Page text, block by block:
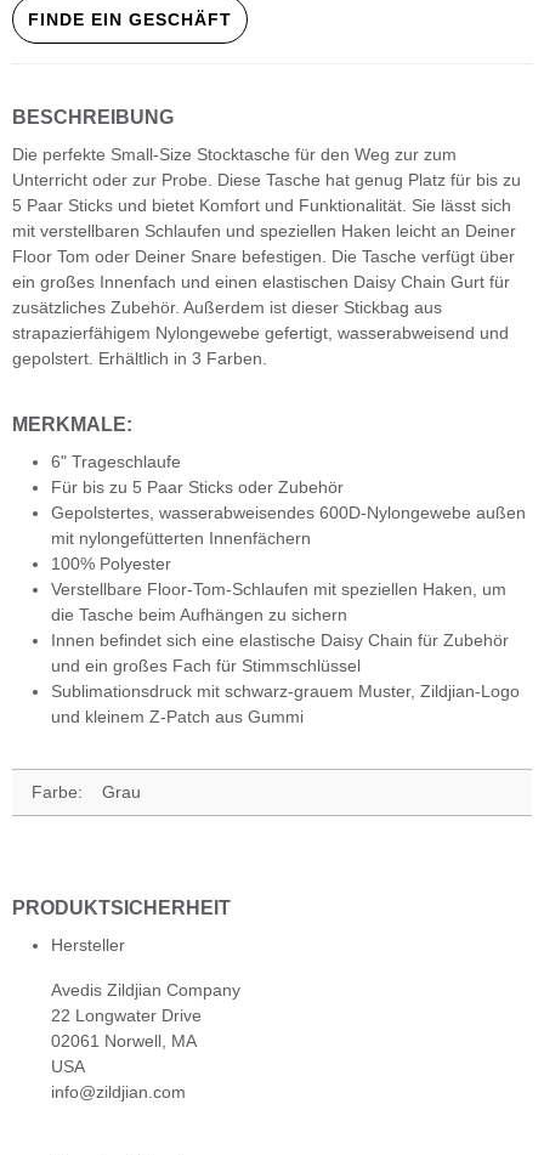
FINDE EIN GESCHÄFT
BESCHREIBUNG
Die perfekte Small-Size Stocktasche für den Weg zur zum
Unterricht oder zur Probe. Diese Tasche hat genug Platz für bis zu
5 Paar Sticks und bietet Komfort und Funktionalität. Sie lässt sich
mit verstellbaren Schlaufen und speziellen Haken leicht an Deiner
Floor Tom oder Deiner Snare befestigen. Die Tasche verfügt über
ein großes Innenfach und einen elastischen Daisy Chain Gurt für
zusätzliches Zubehör. Außerdem ist dieser Stickbag aus
strapazierfähigem Nylongewebe gefertigt, wasserabweisend und
gepolstert. Erhältlich in 3 Farben.
MERKMALE:
6" Trageschlaufe
Für bis zu 5 Paar Sticks oder Zubehör
Gepolstertes, wasserabweisendes 600D-Nylongewebe außen
mit nylongefütterten Innenfächern
100% Polyester
Verstellbare Floor-Tom-Schlaufen mit speziellen Haken, um
die Tasche beim Aufhängen zu sichern
Innen befindet sich eine elastische Daisy Chain für Zubehör
und ein großes Fach für Stimmschlüssel
Sublimationsdruck mit schwarz-grauem Muster, Zildjian-Logo
und kleinem Z-Patch aus Gummi
Farbe: Grau
PRODUKTSICHERHEIT
Hersteller
Avedis Zildjian Company
22 Longwater Drive
02061 Norwell, MA
USA
info@zildjian.com